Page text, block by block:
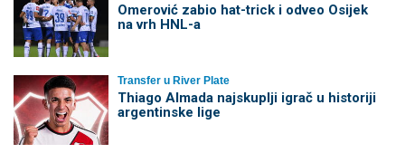
Omerović zabio hat-trick i odveo Osijek
na vrh HNL-a
Transfer u River Plate
Thiago Almada najskuplji igrač u historiji
argentinske lige